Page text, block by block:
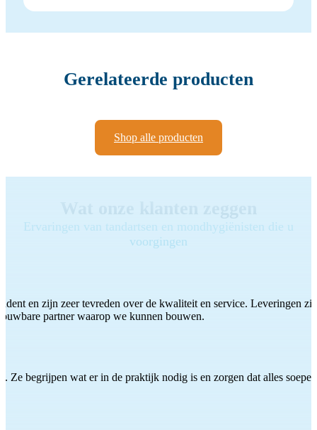
Gerelateerde producten
Shop alle producten
Ervaringen van tandartsen en mondhygiënisten die u
voorgingen
en zijn zeer tevreden over de kwaliteit en service. Leveringen
partner waarop we kunnen bouwen.
Ze begrijpen wat er in de praktijk nodig is en zorgen dat alles